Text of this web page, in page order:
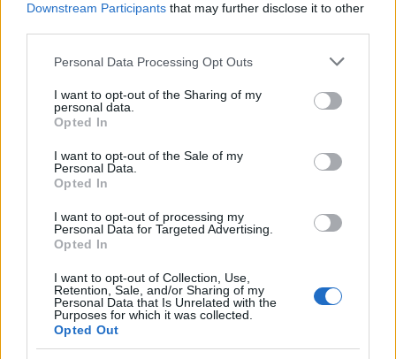
Downstream Participants that may further disclose it to other
Please note that this website/app uses one or more Google
not limited to your visit or usage behaviour. You may click to
grant or deny consent to Google and its third-party tags to
use your data for below specified purposes in below Google
consent section.
Personal Data Processing Opt Outs
I want to opt-out of the Sharing of my
personal data.
Opted In
I want to opt-out of the Sale of my
Personal Data.
Opted In
I want to opt-out of processing my
Personal Data for Targeted Advertising.
Opted In
I want to opt-out of Collection, Use,
Retention, Sale, and/or Sharing of my
Personal Data that Is Unrelated with the
Purposes for which it was collected.
Opted Out
tóparton. Messziről ráköszönnek, ha meglátják és
Istálló
Pozsonyi Roland fényképe
Itatásra várva.
Defekt
Pozsonyi Roland fényképe
2013. július 19.
Na, bumm!